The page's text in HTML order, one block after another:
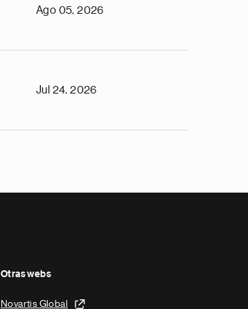
Ago 05, 2026
Jul 24, 2026
Otras webs
Novartis Global